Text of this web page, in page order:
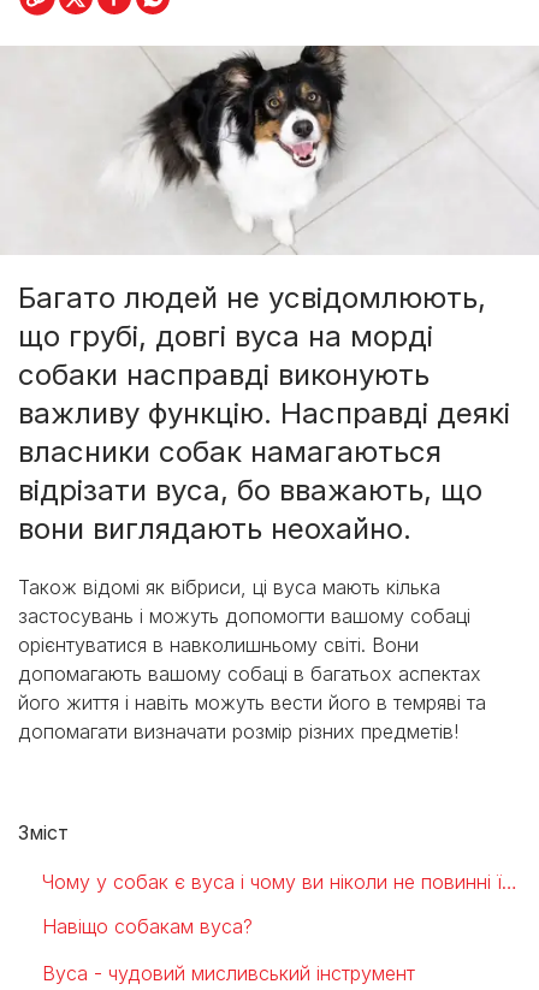
Багато людей не усвідомлюють,
що грубі, довгі вуса на морді
собаки насправді виконують
важливу функцію. Насправді деякі
власники собак намагаються
відрізати вуса, бо вважають, що
вони виглядають неохайно.
Також відомі як вібриси, ці вуса мають кілька
застосувань і можуть допомогти вашому собаці
орієнтуватися в навколишньому світі. Вони
допомагають вашому собаці в багатьох аспектах
його життя і навіть можуть вести його в темряві та
допомагати визначати розмір різних предметів!
Зміст
Чому у собак є вуса і чому ви ніколи не повинні їх відрізати
Навіщо собакам вуса?
Вуса - чудовий мисливський інструмент